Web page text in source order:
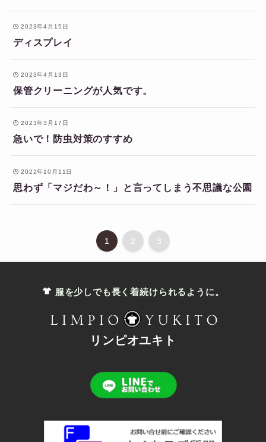
2023年4月15日
ディスプレイ
2023年4月13日
保管クリーニングが人気です。
2023年3月17日
急いで！防虫対策のすすめ
2022年10月11日
思わず「マジだわ～！」と言ってしまう不思議な公園
1 2 3
服を少しでも長く着続けられるように。
リンピオユキト